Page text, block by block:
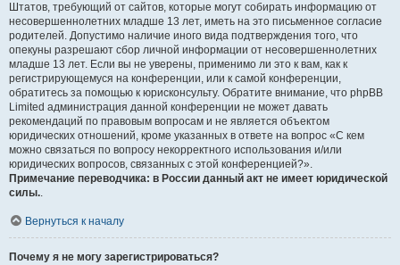
Штатов, требующий от сайтов, которые могут собирать информацию от
несовершеннолетних младше 13 лет, иметь на это письменное согласие
родителей. Допустимо наличие иного вида подтверждения того, что
опекуны разрешают сбор личной информации от несовершеннолетних
младше 13 лет. Если вы не уверены, применимо ли это к вам, как к
регистрирующемуся на конференции, или к самой конференции,
обратитесь за помощью к юрисконсульту. Обратите внимание, что phpBB
Limited администрация данной конференции не может давать
рекомендаций по правовым вопросам и не является объектом
юридических отношений, кроме указанных в ответе на вопрос «С кем
можно связаться по вопросу некорректного использования и/или
юридических вопросов, связанных с этой конференцией?».
Примечание переводчика: в России данный акт не имеет юридической
силы..
Вернуться к началу
Почему я не могу зарегистрироваться?